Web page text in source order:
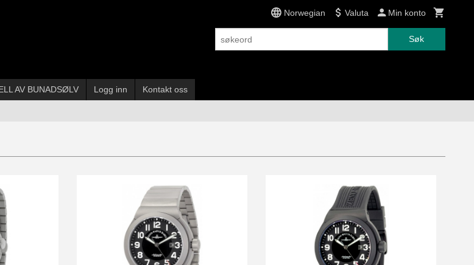
Norwegian Valuta Min konto
Søk
AV BUNADSØLV Logg inn Kontakt oss